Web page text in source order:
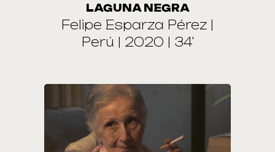
LAGUNA NEGRA
Felipe Esparza Pérez |
Perú | 2020 | 34'